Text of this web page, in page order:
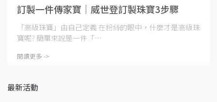
訂製一件傳家寶│威世登訂製珠寶3步驟
「高級珠寶」由自己定義 在粉絲的眼中，什麼才是高級珠
寶呢? 簡單來說是一件「⋯
閱讀更多 ->
最新活動